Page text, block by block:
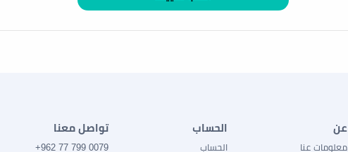
عن
معلومات عنا
الحساب
الحساب
تواصل معنا
0079 799 77 962+